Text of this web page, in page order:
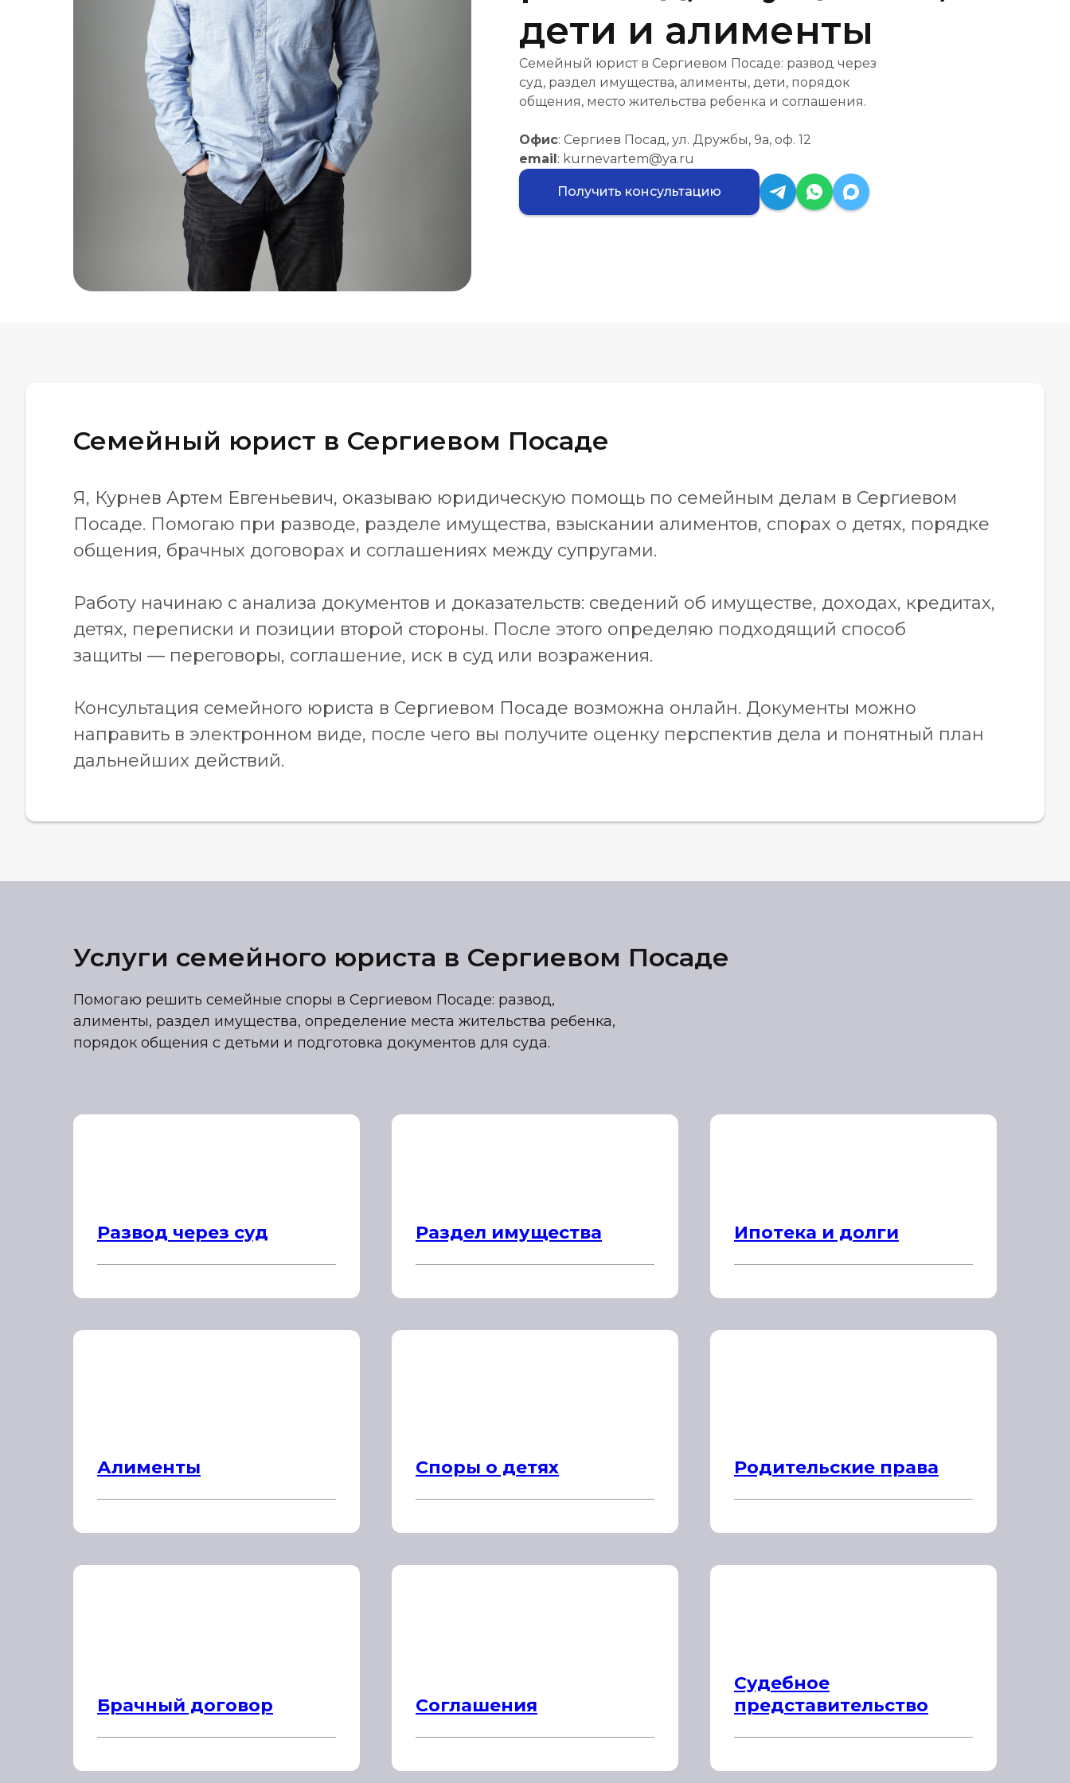
дети и алименты
Семейный юрист в Сергиевом Посаде: развод через
суд, раздел имущества, алименты, дети, порядок
общения, место жительства ребенка и соглашения.
Офис: Сергиев Посад, ул. Дружбы, 9а, оф. 12
email: kurnevartem@ya.ru
Получить консультацию
Семейный юрист в Сергиевом Посаде
Я, Курнев Артем Евгеньевич, оказываю юридическую помощь по семейным делам в Сергиевом
Посаде. Помогаю при разводе, разделе имущества, взыскании алиментов, спорах о детях, порядке
общения, брачных договорах и соглашениях между супругами.
Работу начинаю с анализа документов и доказательств: сведений об имуществе, доходах, кредитах,
детях, переписки и позиции второй стороны. После этого определяю подходящий способ
защиты — переговоры, соглашение, иск в суд или возражения.
Консультация семейного юриста в Сергиевом Посаде возможна онлайн. Документы можно
направить в электронном виде, после чего вы получите оценку перспектив дела и понятный план
дальнейших действий.
Услуги семейного юриста в Сергиевом Посаде
Помогаю решить семейные споры в Сергиевом Посаде: развод,
алименты, раздел имущества, определение места жительства ребенка,
порядок общения с детьми и подготовка документов для суда.
Развод через суд Раздел имущества Ипотека и долги
Алименты Споры о детях Родительские права
Брачный договор Соглашения
Судебное
представительство